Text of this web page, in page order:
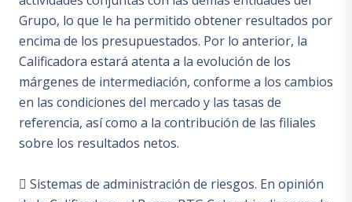
Grupo, lo que le ha permitido obtener resultados por
encima de los presupuestados. Por lo anterior, la
Calificadora estará atenta a la evolución de los
márgenes de intermediación, conforme a los cambios
en las condiciones del mercado y las tasas de
referencia, así como a la contribución de las filiales
sobre los resultados netos.
 Sistemas de administración de riesgos. En opinión